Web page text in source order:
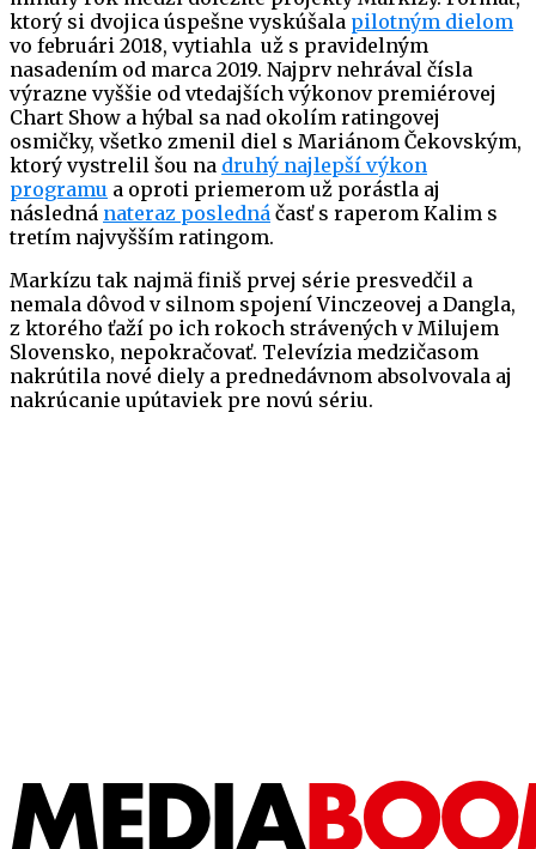
ktorý si dvojica úspešne vyskúšala pilotným dielom
vo februári 2018, vytiahla už s pravidelným
nasadením od marca 2019. Najprv nehrával čísla
výrazne vyššie od vtedajších výkonov premiérovej
Chart Show a hýbal sa nad okolím ratingovej
osmičky, všetko zmenil diel s Mariánom Čekovským,
ktorý vystrelil šou na druhý najlepší výkon
programu a oproti priemerom už porástla aj
následná nateraz posledná časť s raperom Kalim s
tretím najvyšším ratingom.
Markízu tak najmä finiš prvej série presvedčil a
nemala dôvod v silnom spojení Vinczeovej a Dangla,
z ktorého ťaží po ich rokoch strávených v Milujem
Slovensko, nepokračovať. Televízia medzičasom
nakrútila nové diely a prednedávnom absolvovala aj
nakrúcanie upútaviek pre novú sériu.